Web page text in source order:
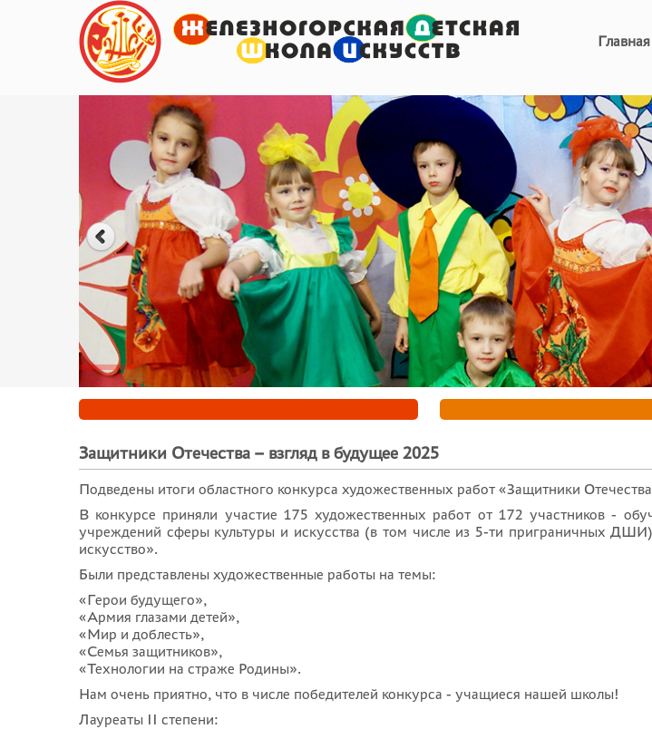
Главная
Защитники Отечества – взгляд в будущее 2025
Подведены итоги областного конкурса художественных работ «Защитники
В конкурсе приняли участие 175 художественных работ от 172 участников -
учреждений сферы культуры и искусства (в том числе из 5-ти приграничных
искусство».
Были представлены художественные работы на темы:
«Герои будущего»,
«Армия глазами детей»,
«Мир и доблесть»,
«Семья защитников»,
«Технологии на страже Родины».
Нам очень приятно, что в числе победителей конкурса - учащиеся нашей школы!
Лауреаты II степени: